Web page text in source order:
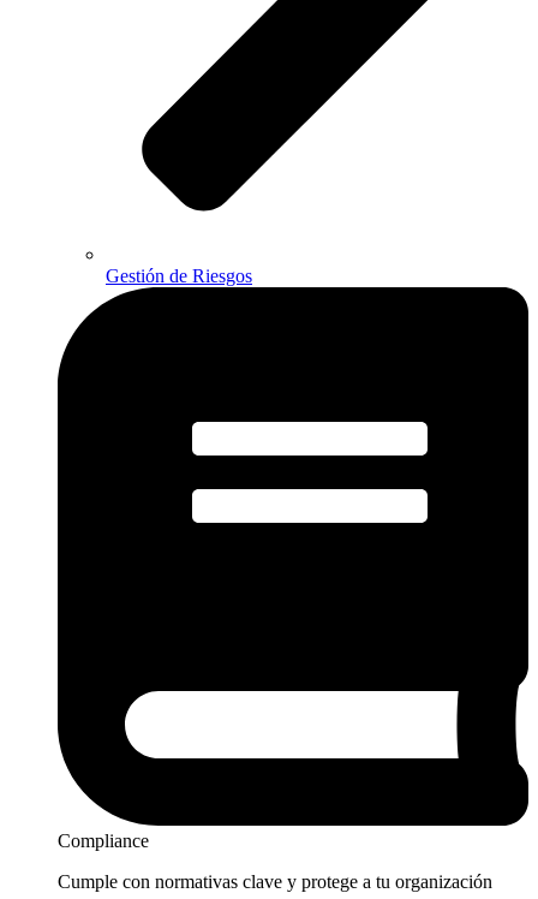
Gestión de Riesgos
Compliance
Cumple con normativas clave y protege a tu organización